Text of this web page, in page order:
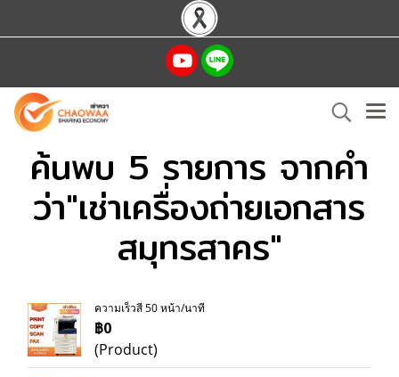
ค้นพบ 5 รายการ จากคำ
ว่า"เช่าเครื่องถ่ายเอกสาร
สมุทรสาคร"
ความเร็วสี 50 หน้า/นาที
฿0
(Product)